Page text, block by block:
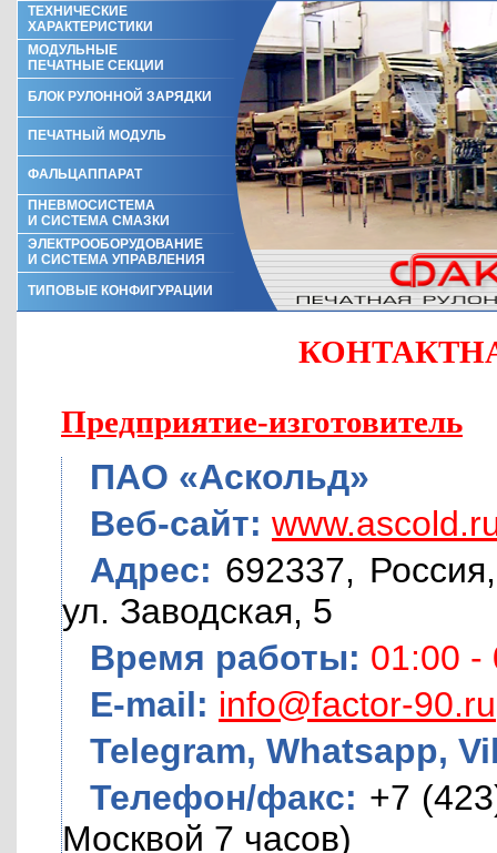
ТЕХНИЧЕСКИЕ
ХАРАКТЕРИСТИКИ
МОДУЛЬНЫЕ
ПЕЧАТНЫЕ СЕКЦИИ
БЛОК РУЛОННОЙ ЗАРЯДКИ
ПЕЧАТНЫЙ МОДУЛЬ
ФАЛЬЦАППАРАТ
ПНЕВМОСИСТЕМА
И СИСТЕМА СМАЗКИ
ЭЛЕКТРООБОРУДОВАНИЕ
И СИСТЕМА УПРАВЛЕНИЯ
ТИПОВЫЕ КОНФИГУРАЦИИ
Предприятие-изготовитель
ПАО «Аскольд»
Веб-сайт:
Адрес: 692337,
ул. Заводская, 5
Время работы: 01:00 -
E-mail: info@factor-90.ru
Telegram, Whatsapp,
Телефон/факс: +7
Москвой 7 часов)